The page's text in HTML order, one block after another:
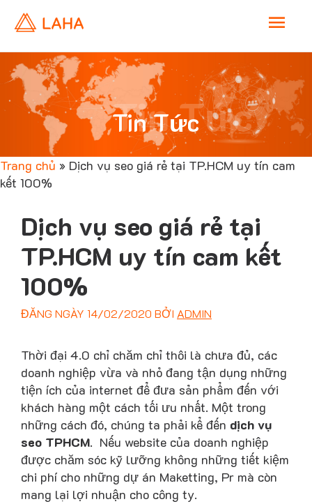
M
a
i
n
M
n
Trang chủ » Dịch vụ seo giá rẻ tại TP.HCM uy tín cam
kết 100%
Tin Tức
Tin Tức
Dịch vụ seo giá rẻ tại
TP.HCM uy tín cam kết
100%
ĐĂNG NGÀY 14/02/2020 BỞI ADMIN
Thời đại 4.0 chỉ chăm chỉ thôi là chưa đủ, các
doanh nghiệp vừa và nhỏ đang tận dụng những
tiện ích của internet để đưa sản phẩm đến với
khách hàng một cách tối ưu nhất. Một trong
những cách đó, chúng ta phải kể đến dịch vụ
seo TPHCM. Nếu website của doanh nghiệp
được chăm sóc kỹ lưỡng không những tiết kiệm
chi phí cho những dự án Maketting, Pr mà còn
mang lại lợi nhuận cho công ty.